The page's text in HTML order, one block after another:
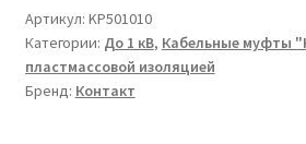
концевая
5ПКВ(Н)ТпН-1-
70/120
Артикул: KP501010
Категории: До 1 кВ, Кабельные муфты
пластмассовой изоляцией
Бренд: Контакт